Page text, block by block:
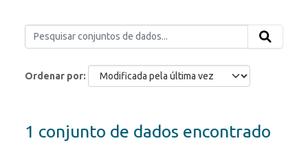
Ordenar por
1 conjunto de dados encontrado